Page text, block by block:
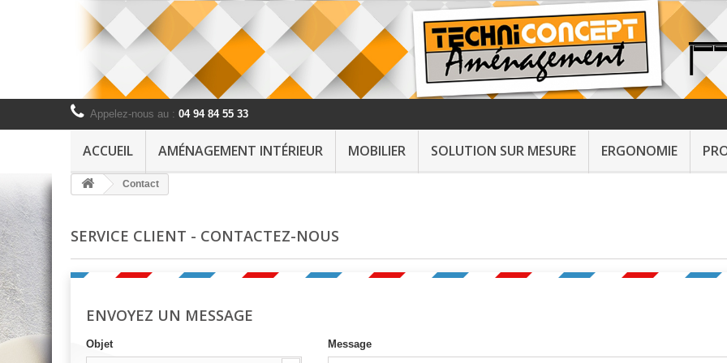
Appelez-nous au : 04 94 84 55 33
ACCUEIL AMÉNAGEMENT INTÉRIEUR MOBILIER SOLUTION SUR MESURE ERGONOMIE
Contact
SERVICE CLIENT - CONTACTEZ-NOUS
ENVOYEZ UN MESSAGE
Objet Message